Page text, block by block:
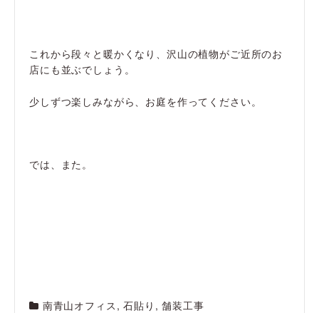
これから段々と暖かくなり、沢山の植物がご近所のお
店にも並ぶでしょう。
少しずつ楽しみながら、お庭を作ってください。
では、また。
南青山オフィス ,石貼り ,舗装工事